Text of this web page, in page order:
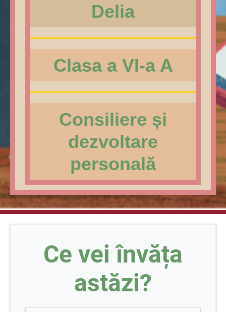
Delia
Clasa a VI-a A
Consiliere și
dezvoltare
personală
Ce vei învăța
astăzi?